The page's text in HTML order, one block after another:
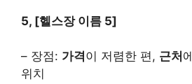
5, [헬스장 이름 5]
– 장점: 가격이 저렴한 편, 근처
위치